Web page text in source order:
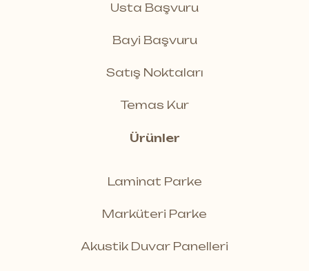
Usta Başvuru
Bayi Başvuru
Satış Noktaları
Temas Kur
Ürünler
Laminat Parke
Marküteri Parke
Akustik Duvar Panelleri